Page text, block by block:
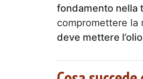
fondamento nella
compromettere la
deve mettere